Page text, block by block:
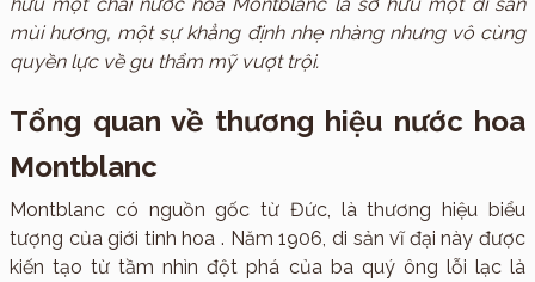
mùi hương, một sự khẳng định nhẹ nhàng nhưng vô cùng
quyền lực về gu thẩm mỹ vượt trội.
Tổng quan về thương hiệu nước hoa
Montblanc
Montblanc có nguồn gốc từ Đức, là thương hiệu biểu
tượng của giới tinh hoa . Năm 1906, di sản vĩ đại này được
kiến tạo từ tầm nhìn đột phá của ba quý ông lỗi lạc là